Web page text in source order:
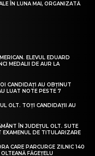
ÎN LUNA MAI, ORGANIZATĂ
ELEVUL EDUARD
MEDALII DE AUR LA
CANDIDAȚI AU OBȚINUT
LUAT NOTE PESTE 7
OLT. TOȚI CANDIDAȚII AU
ÎN JUDEȚUL OLT. SUTE
EXAMENUL DE TITULARIZARE
CARE PARCURGE ZILNIC 140
FĂGEȚELU